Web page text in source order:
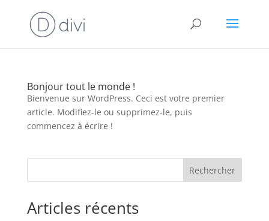
Bonjour tout le monde !
Bienvenue sur WordPress. Ceci est votre premier
article. Modifiez-le ou supprimez-le, puis
commencez à écrire !
Rechercher
Articles récents